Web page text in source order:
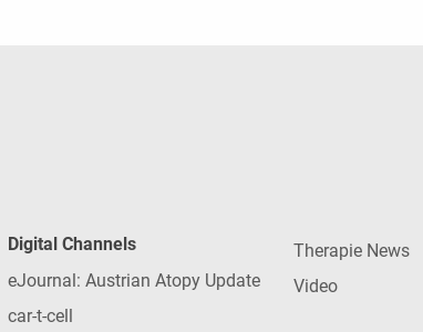
Digital Channels
eJournal: Austrian Atopy Update
car-t-cell
Therapie News
Video